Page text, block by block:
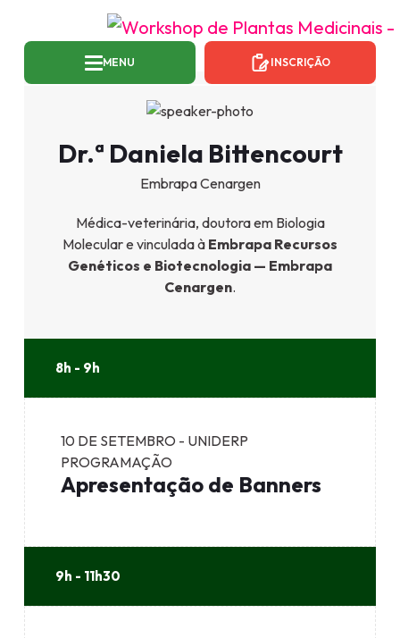
MENU INSCRIÇÃO
Dr.ª Daniela Bittencourt
Embrapa Cenargen
Médica-veterinária, doutora em Biologia
Molecular e vinculada à Embrapa Recursos
Genéticos e Biotecnologia — Embrapa
Cenargen.
8h - 9h
10 DE SETEMBRO - UNIDERP
PROGRAMAÇÃO
Apresentação de Banners
9h - 11h30